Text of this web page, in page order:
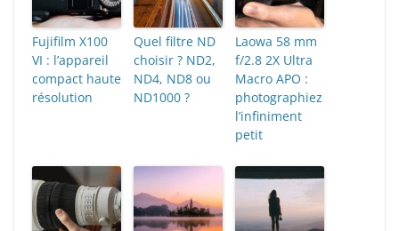
Fujifilm X100
VI : l’appareil
compact haute
résolution
Quel filtre ND
choisir ? ND2,
ND4, ND8 ou
ND1000 ?
Laowa 58 mm
f/2.8 2X Ultra
Macro APO :
photographiez
l’infiniment
petit